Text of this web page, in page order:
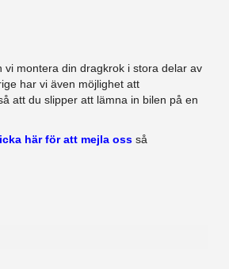
montera din dragkrok i stora delar av
har vi även möjlighet att​
att du slipper att lämna in bilen på en
här för att mejla oss så